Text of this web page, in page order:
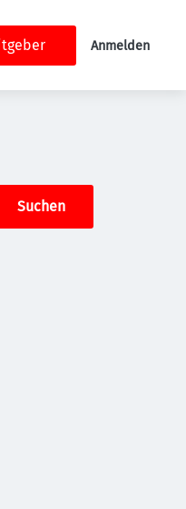
Anmelden
Suchen